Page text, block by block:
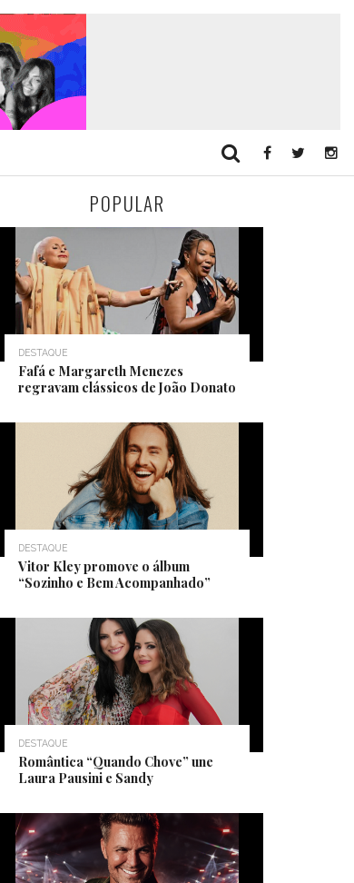
POPULAR
DESTAQUE
Fafá e Margareth Menezes
regravam clássicos de João Donato
DESTAQUE
Vitor Kley promove o álbum
“Sozinho e Bem Acompanhado”
DESTAQUE
Romântica “Quando Chove” une
Laura Pausini e Sandy